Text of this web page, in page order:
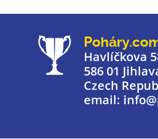
Havlíčkova
586 01
Czech
email: